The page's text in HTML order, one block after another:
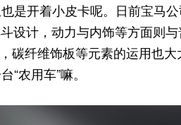
是开着小皮卡呢。日前宝马
设计，动力与内饰等方面则
碳纤维饰板等元素的运用也
农用车”嘛。